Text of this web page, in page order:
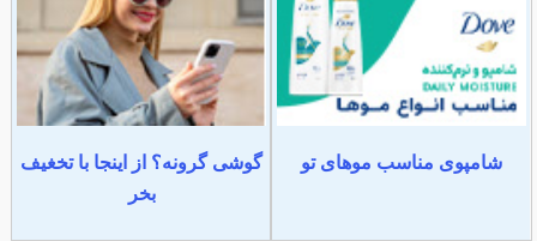
شامپوی مناسب موهای تو
گوشی گرونه؟ از اینجا با تخغیف
بخر